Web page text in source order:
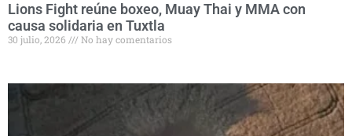
Lions Fight reúne boxeo, Muay Thai y MMA con
causa solidaria en Tuxtla
30 julio, 2026 No hay comentarios